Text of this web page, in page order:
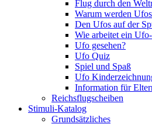
Flug durch den
Warum werden
Den Ufos auf der
Wie arbeitet ein
Ufo gesehen?
Ufo Quiz
Spiel und Spaß
Ufo
Information für
Reichsflugscheiben
Stimuli-Katalog
Grundsätzliches